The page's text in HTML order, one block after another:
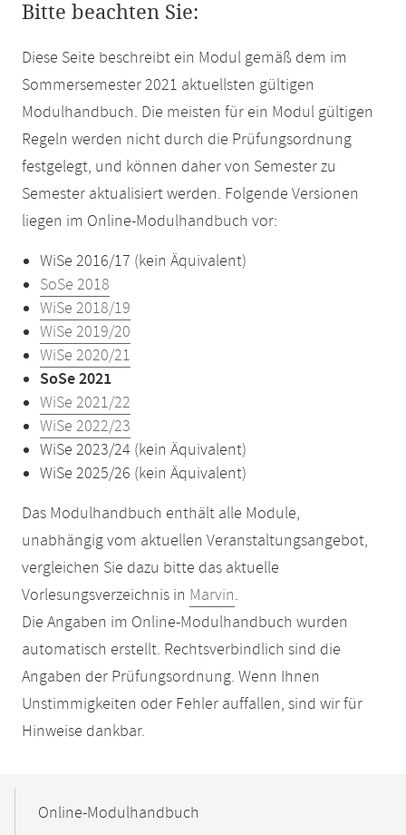
Bitte beachten Sie:
Diese Seite beschreibt ein Modul gemäß dem im
Sommersemester 2021 aktuellsten gültigen
Modulhandbuch. Die meisten für ein Modul gültigen
Regeln werden nicht durch die Prüfungsordnung
festgelegt, und können daher von Semester zu
Semester aktualisiert werden. Folgende Versionen
liegen im Online-Modulhandbuch vor:
WiSe 2016/17 (kein Äquivalent)
SoSe 2018
WiSe 2018/19
WiSe 2019/20
WiSe 2020/21
SoSe 2021
WiSe 2021/22
WiSe 2022/23
WiSe 2023/24 (kein Äquivalent)
WiSe 2025/26 (kein Äquivalent)
Das Modulhandbuch enthält alle Module,
unabhängig vom aktuellen Veranstaltungsangebot,
vergleichen Sie dazu bitte das aktuelle
Vorlesungsverzeichnis in Marvin.
Die Angaben im Online-Modulhandbuch wurden
automatisch erstellt. Rechtsverbindlich sind die
Angaben der Prüfungsordnung. Wenn Ihnen
Unstimmigkeiten oder Fehler auffallen, sind wir für
Hinweise dankbar.
NavigationOnline-Modulhandbuch